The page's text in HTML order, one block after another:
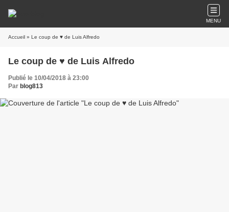
MENU
Accueil » Le coup de ♥ de Luis Alfredo
Le coup de ♥ de Luis Alfredo
Publié le 10/04/2018 à 23:00
Par blog813